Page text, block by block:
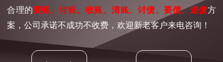
合理的要账、讨账、收账、清账、讨债、要债、追债方
案，公司承诺不成功不收费，欢迎新老客户来电咨询！